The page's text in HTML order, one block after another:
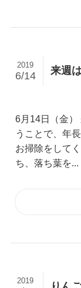
来週
2019
6/14
6月14日（金）
うことで、年
お掃除をして
ち、落ち葉を...
2019